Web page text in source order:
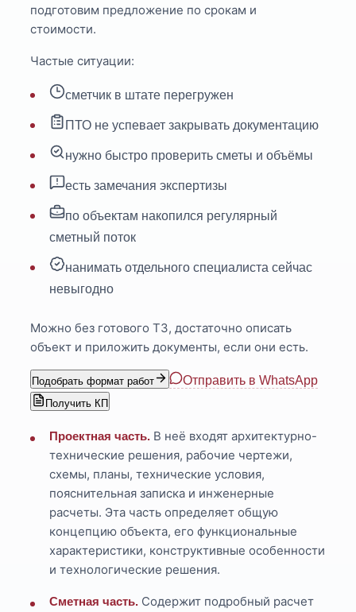
подготовим предложение по срокам и
стоимости.
Частые ситуации:
сметчик в штате перегружен
ПТО не успевает закрывать документацию
нужно быстро проверить сметы и объёмы
есть замечания экспертизы
по объектам накопился регулярный
сметный поток
нанимать отдельного специалиста сейчас
невыгодно
Можно без готового ТЗ, достаточно описать
объект и приложить документы, если они есть.
Подобрать формат работ Отправить в WhatsApp
Получить КП
Проектная часть. В неё входят архитектурно-
технические решения, рабочие чертежи,
схемы, планы, технические условия,
пояснительная записка и инженерные
расчеты. Эта часть определяет общую
концепцию объекта, его функциональные
характеристики, конструктивные особенности
и технологические решения.
Сметная часть. Содержит подробный расчет